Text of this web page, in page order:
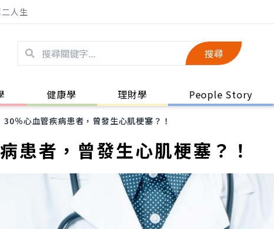
人生
搜尋
健康學 理財學 People Story
30％心血管疾病患者，曾發生心肌梗塞？！
患者，曾發生心肌梗塞？！